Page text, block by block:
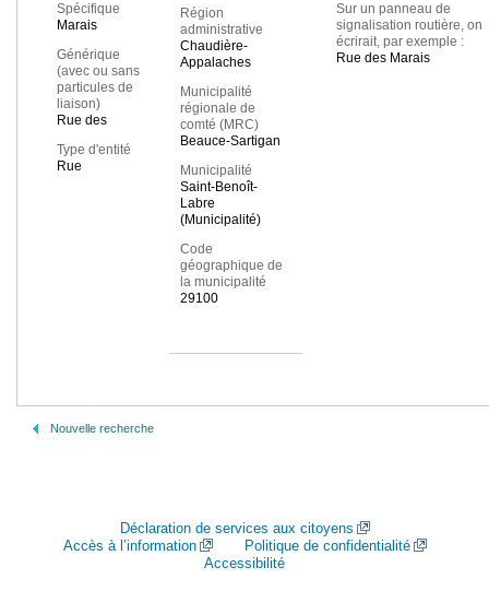
Spécifique
Marais
Générique
(avec ou sans
particules de
liaison)
Rue des
Type d'entité
Rue
Région
administrative
Chaudière-
Appalaches
Municipalité
régionale de
comté (MRC)
Beauce-Sartigan
Municipalité
Saint-Benoît-
Labre
(Municipalité)
Code
géographique de
la municipalité
29100
Sur un panneau de
signalisation routière, on
écrirait, par exemple :
Rue des Marais
Nouvelle recherche
Déclaration de services aux citoyens
Accès à l’information
Politique de confidentialité
Accessibilité